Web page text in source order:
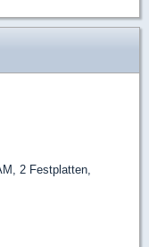
2 Festplatten,